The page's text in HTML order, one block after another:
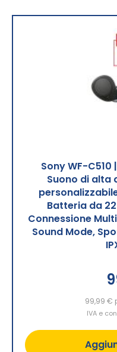
Sony WF-
Suono di alta
Batteria da
Connessione
Sound Mode,
99,99 €
IVA e